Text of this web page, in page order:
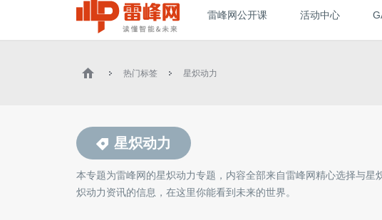
雷峰网公开课 活动中心
热门标签 星炽动力
星炽动力
本专题为雷峰网的星炽动力专题，内容全部来自雷峰网精心选择与星
炽动力资讯的信息，在这里你能看到未来的世界。